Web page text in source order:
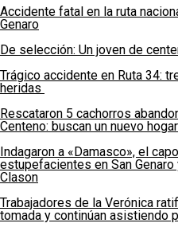
Accidente fatal en la ruta
Genaro
De selección: Un joven de
Trágico accidente en Ruta 34:
heridas
Rescataron 5 cachorros
Centeno: buscan un nuevo hogar
Indagaron a «Damasco», el
estupefacientes en San Genaro
Clason
Trabajadores de la Verónica
tomada y continúan asistiendo